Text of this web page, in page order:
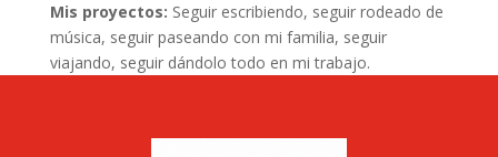
Mis proyectos: Seguir escribiendo, seguir rodeado de
música, seguir paseando con mi familia, seguir
viajando, seguir dándolo todo en mi trabajo.